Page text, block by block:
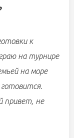
к
на турнире
на море
привет, не